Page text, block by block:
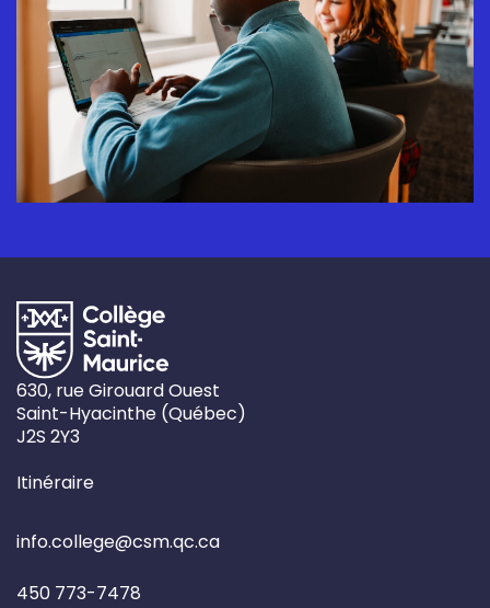
630, rue Girouard Ouest
Saint-Hyacinthe (Québec)
J2S 2Y3
Itinéraire
info.college@csm.qc.ca
450 773-7478